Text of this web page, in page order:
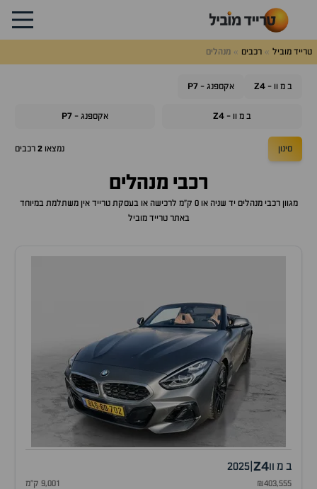
טרייד מוביל רכבים מנהלים
ב מ וו - Z4 אקספנג - P7
ב מ וו - Z4 אקספנג - P7
סינון נמצאו 2 רכבים
רכבי מנהלים
מגוון רכבי מנהלים יד שניה או 0 ק"מ לרכישה או בעסקת טרייד אין משתלמת במיוחד
באתר טרייד מוביל
ב מ ווZ4
2025
₪403,555 9,001 ק"מ